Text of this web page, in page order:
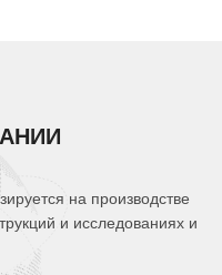
на производстве
и исследованиях и